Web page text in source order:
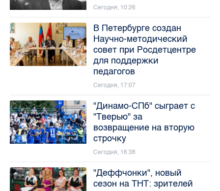
Сегодня, 10:26
В Петербурге создан
Научно-методический
совет при Росдетцентре
для поддержки
педагогов
Сегодня, 17:07
"Динамо-СПб" сыграет с
"Тверью" за
возвращение на вторую
строчку
Сегодня, 16:38
"Деффчонки", новый
сезон на ТНТ: зрителей